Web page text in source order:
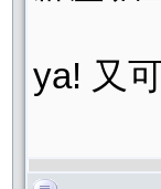
ya! 又